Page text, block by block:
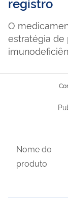
O
estratégia de
Nome do
produto